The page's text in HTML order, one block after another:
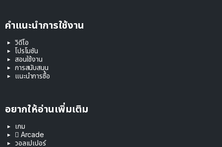
คำแนะนำการใช้งาน
วิดีโอ
โปรโมชัน
สอนใช้งาน
การสนับสนุน
แนะนำการซื้อ
อยากให้อ่านเพิ่มเติม
เกม
 Arcade
วอลเปเปอร์